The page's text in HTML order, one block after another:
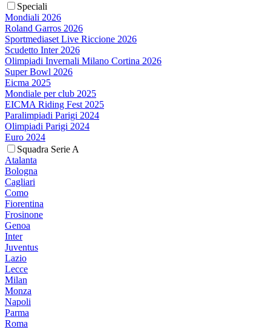
Speciali
Mondiali 2026
Roland Garros 2026
Sportmediaset Live Riccione 2026
Scudetto Inter 2026
Olimpiadi Invernali Milano Cortina 2026
Super Bowl 2026
Eicma 2025
Mondiale per club 2025
EICMA Riding Fest 2025
Paralimpiadi Parigi 2024
Olimpiadi Parigi 2024
Euro 2024
Squadra Serie A
Atalanta
Bologna
Cagliari
Como
Fiorentina
Frosinone
Genoa
Inter
Juventus
Lazio
Lecce
Milan
Monza
Napoli
Parma
Roma